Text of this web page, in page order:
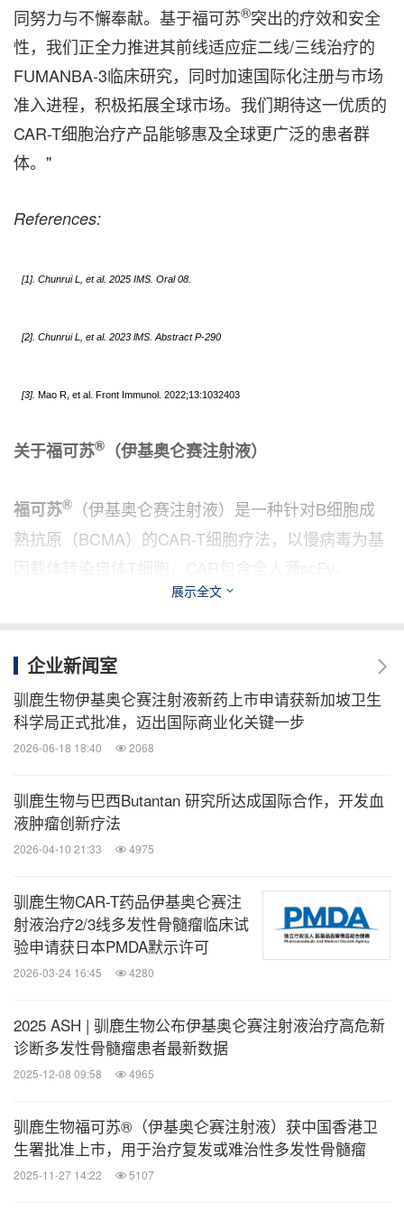
同努力与不懈奉献。基于福可苏®突出的疗效和安全
性，我们正全力推进其前线适应症二线/三线治疗的
FUMANBA-3临床研究，同时加速国际化注册与市场
准入进程，积极拓展全球市场。我们期待这一优质的
CAR-T细胞治疗产品能够惠及全球更广泛的患者群
体。"
References:
[1]. Chunrui L, et al. 2025 IMS. Oral 08.
[2]. Chunrui L, et al. 2023 lMS. Abstract P-290
[3]. Mao R, et al. Front Immunol. 2022;13:1032403
关于福可苏® （伊基奥仑赛注射液）
福可苏® （伊基奥仑赛注射液）是一种针对B细胞成
熟抗原（BCMA）的CAR-T细胞疗法，以慢病毒为基
因载体转染自体T细胞，CAR包含全人源scFv、
CD8a 铰链和跨膜区、4-1BB共刺激分子和CD3ζ激活
外功能评价，伊基奥仑赛注射液具有快速和强劲的疗
而持久的缓解，持续守护多发性骨髓瘤患者。
多发性骨髓瘤（MM）在全球是第二常见的血液系统
恶性肿瘤。根据Globocan数据，2022年全球多发性
管当前抗骨髓瘤治疗取得了进展，但MM仍大多无法
治愈，且易多次复发，并倾向于对多种药物类别产生
耐药性，给治疗带来了重大挑战。因此，对于复发或
切需要新的治疗选择，以实现深度且持久的疗效。
关于驯鹿生物
驯鹿生物成立于2017年，是一家行业领先的专注于研
发、生产和销售创新细胞疗法的生物制药公司。公司
展示全文
企业新闻室
驯鹿生物伊基奥仑赛注射液新药上市申请获新加坡卫生
科学局正式批准，迈出国际商业化关键一步
2026-06-18 18:40 2068
驯鹿生物与巴西Butantan 研究所达成国际合作，开发血
液肿瘤创新疗法
2026-04-10 21:33 4975
驯鹿生物CAR-T药品伊基奥仑赛注
射液治疗2/3线多发性骨髓瘤临床试
验申请获日本PMDA默示许可
2026-03-24 16:45 4280
2025 ASH | 驯鹿生物公布伊基奥仑赛注射液治疗高危新
诊断多发性骨髓瘤患者最新数据
2025-12-08 09:58 4965
驯鹿生物福可苏®（伊基奥仑赛注射液）获中国香港卫
生署批准上市，用于治疗复发或难治性多发性骨髓瘤
2025-11-27 14:22 5107